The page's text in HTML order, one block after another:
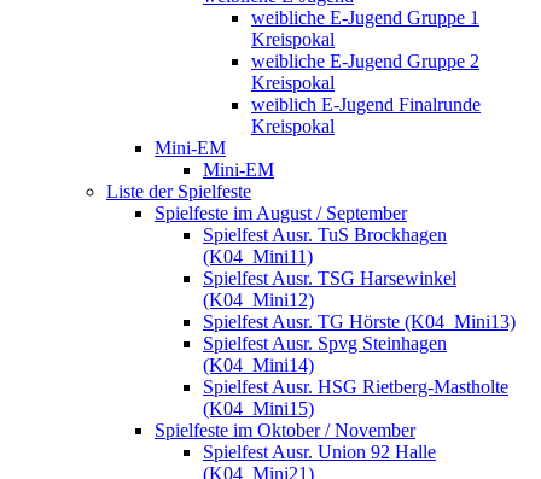
weibliche E-Jugend Gruppe 1
Kreispokal
weibliche E-Jugend Gruppe 2
Kreispokal
weiblich E-Jugend Finalrunde
Kreispokal
Mini-EM
Mini-EM
Liste der Spielfeste
Spielfeste im August / September
Spielfest Ausr. TuS Brockhagen
(K04_Mini11)
Spielfest Ausr. TSG Harsewinkel
(K04_Mini12)
Spielfest Ausr. TG Hörste (K04_Mini13)
Spielfest Ausr. Spvg Steinhagen
(K04_Mini14)
Spielfest Ausr. HSG Rietberg-Mastholte
(K04_Mini15)
Spielfeste im Oktober / November
Spielfest Ausr. Union 92 Halle
(K04_Mini21)